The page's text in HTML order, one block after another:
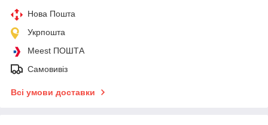
Нова Пошта
Укрпошта
Meest ПОШТА
Самовивіз
Всі умови доставки